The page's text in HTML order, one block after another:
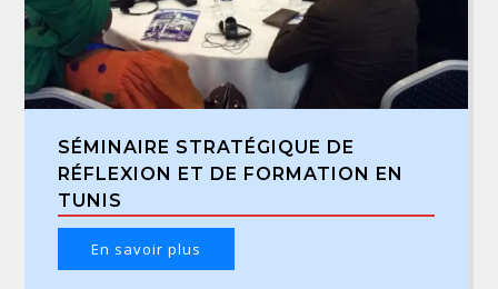
SÉMINAIRE STRATÉGIQUE DE
RÉFLEXION ET DE FORMATION EN
TUNIS
En savoir plus